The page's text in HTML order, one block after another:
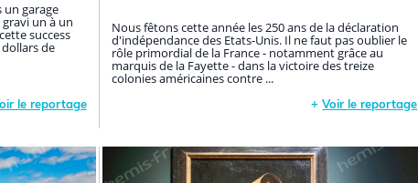
un garage
un à un
success
de
le reportage
Nous fêtons cette année les 250 ans de la déclaration
d'indépendance des Etats-Unis. Il ne faut pas oublier le
rôle primordial de la France - notamment grâce au
marquis de la Fayette - dans la victoire des treize
colonies américaines contre ...
+Voir le reportage